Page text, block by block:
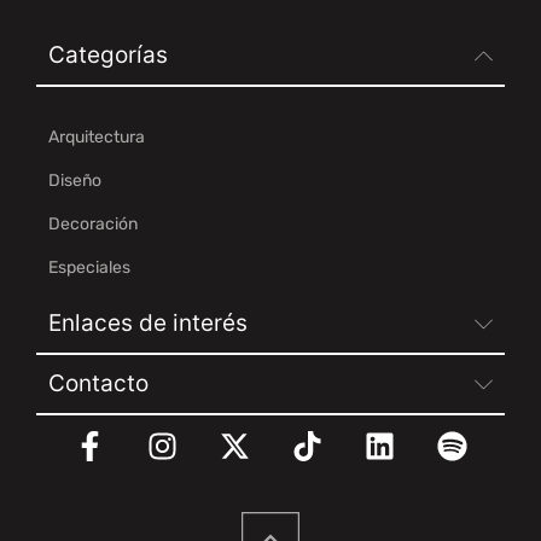
Categorías
Arquitectura
Diseño
Decoración
Especiales
Enlaces de interés
Contacto